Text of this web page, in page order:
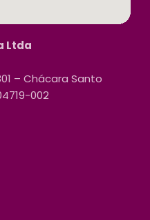
Ltda
– Chácara Santo
002